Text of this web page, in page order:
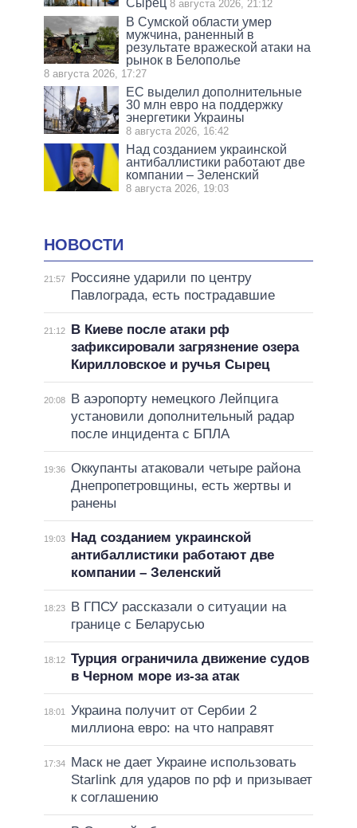
Сырец 8 августа 2026, 21:12
В Сумской области умер
мужчина, раненный в
результате вражеской атаки на
рынок в Белополье
8 августа 2026, 17:27
ЕС выделил дополнительные
30 млн евро на поддержку
энергетики Украины
8 августа 2026, 16:42
Над созданием украинской
антибаллистики работают две
компании – Зеленский
8 августа 2026, 19:03
НОВОСТИ
21:57
Россияне ударили по центру
Павлограда, есть пострадавшие
21:12
В Киеве после атаки рф
зафиксировали загрязнение озера
Кирилловское и ручья Сырец
20:08
В аэропорту немецкого Лейпцига
установили дополнительный радар
после инцидента с БПЛА
19:36 Оккупанты атаковали четыре района
Днепропетровщины, есть жертвы и
ранены
19:03
Над созданием украинской
антибаллистики работают две
компании – Зеленский
18:23
В ГПСУ рассказали о ситуации на
границе с Беларусью
18:12 Турция ограничила движение судов
в Черном море из-за атак
18:01
Украина получит от Сербии 2
миллиона евро: на что направят
17:34
Маск не дает Украине использовать
Starlink для ударов по рф и призывает
к соглашению